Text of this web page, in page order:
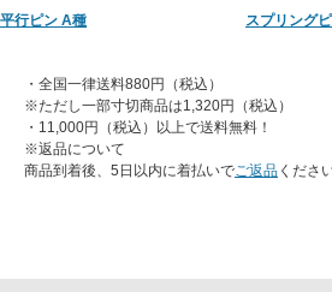
平行ピン A種 スプリング
・全国一律送料880円（税込）
※ただし一部寸切商品は1,320円（税込）
・11,000円（税込）以上で送料無料！
※返品について
商品到着後、5日以内に着払いでご返品 くださ